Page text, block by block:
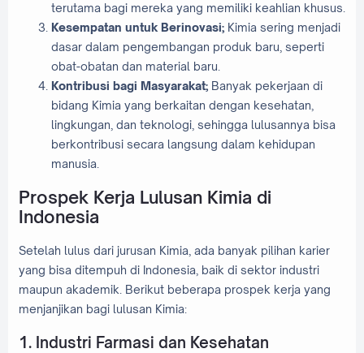
terutama bagi mereka yang memiliki keahlian khusus.
Kesempatan untuk Berinovasi; Kimia sering menjadi
dasar dalam pengembangan produk baru, seperti
obat-obatan dan material baru.
Kontribusi bagi Masyarakat; Banyak pekerjaan di
bidang Kimia yang berkaitan dengan kesehatan,
lingkungan, dan teknologi, sehingga lulusannya bisa
berkontribusi secara langsung dalam kehidupan
manusia.
Prospek Kerja Lulusan Kimia di
Indonesia
Setelah lulus dari jurusan Kimia, ada banyak pilihan karier
yang bisa ditempuh di Indonesia, baik di sektor industri
maupun akademik. Berikut beberapa prospek kerja yang
menjanjikan bagi lulusan Kimia:
1. Industri Farmasi dan Kesehatan